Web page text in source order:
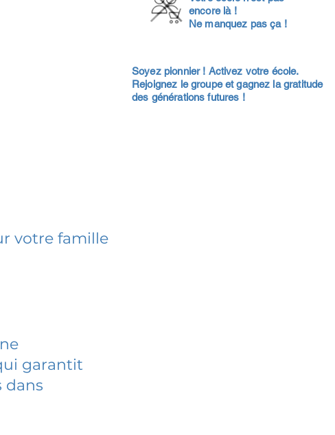
encore là !
Ne manquez pas ça !
Soyez pionnier ! Activez votre école.
Rejoignez le groupe et gagnez la gratitude
des générations futures !
votre famille
garantit
dans